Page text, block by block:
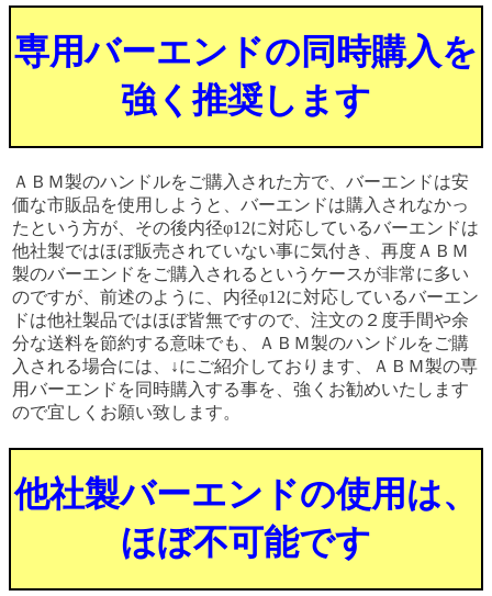
専用バーエンドの同時購入を
強く推奨します
ＡＢＭ製のハンドルをご購入された方で、バーエンドは安
価な市販品を使用しようと、バーエンドは購入されなかっ
たという方が、その後内径φ12に対応しているバーエンドは
他社製ではほぼ販売されていない事に気付き、再度ＡＢＭ
製のバーエンドをご購入されるというケースが非常に多い
のですが、前述のように、内径φ12に対応しているバーエン
ドは他社製品ではほぼ皆無ですので、注文の２度手間や余
分な送料を節約する意味でも、ＡＢＭ製のハンドルをご購
入される場合には、↓にご紹介しております、ＡＢＭ製の専
用バーエンドを同時購入する事を、強くお勧めいたします
ので宜しくお願い致します。
他社製バーエンドの使用は、
ほぼ不可能です